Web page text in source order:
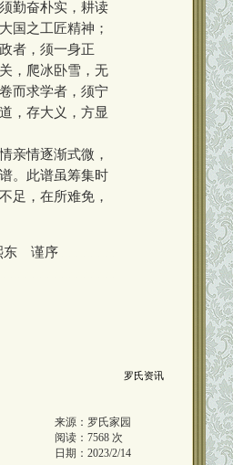
勤奋朴实，耕读
国之工匠精神；
者，须一身正
，爬冰卧雪，无
而求学者，须宁
，存大义，方显
亲情逐渐式微，
。此谱虽筹集时
足，在所难免，
东 谨序
罗氏资讯
来源： 罗氏家园
阅读： 7568 次
日期： 2023/2/14